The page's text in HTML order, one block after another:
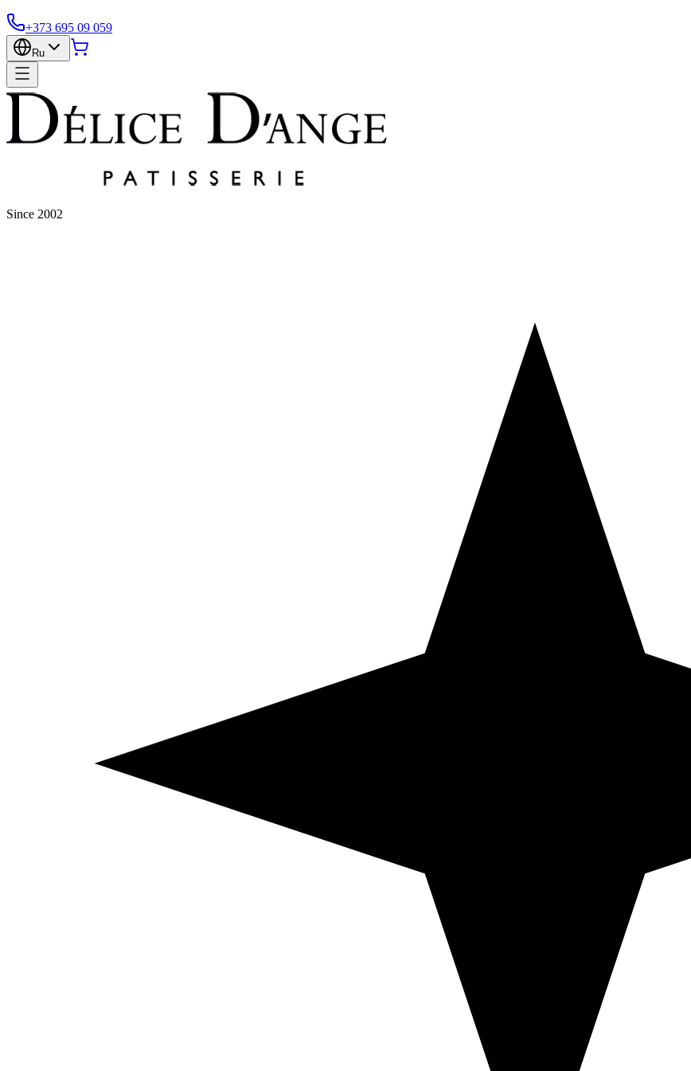
+373 695 09 059
Ru
Since 2002